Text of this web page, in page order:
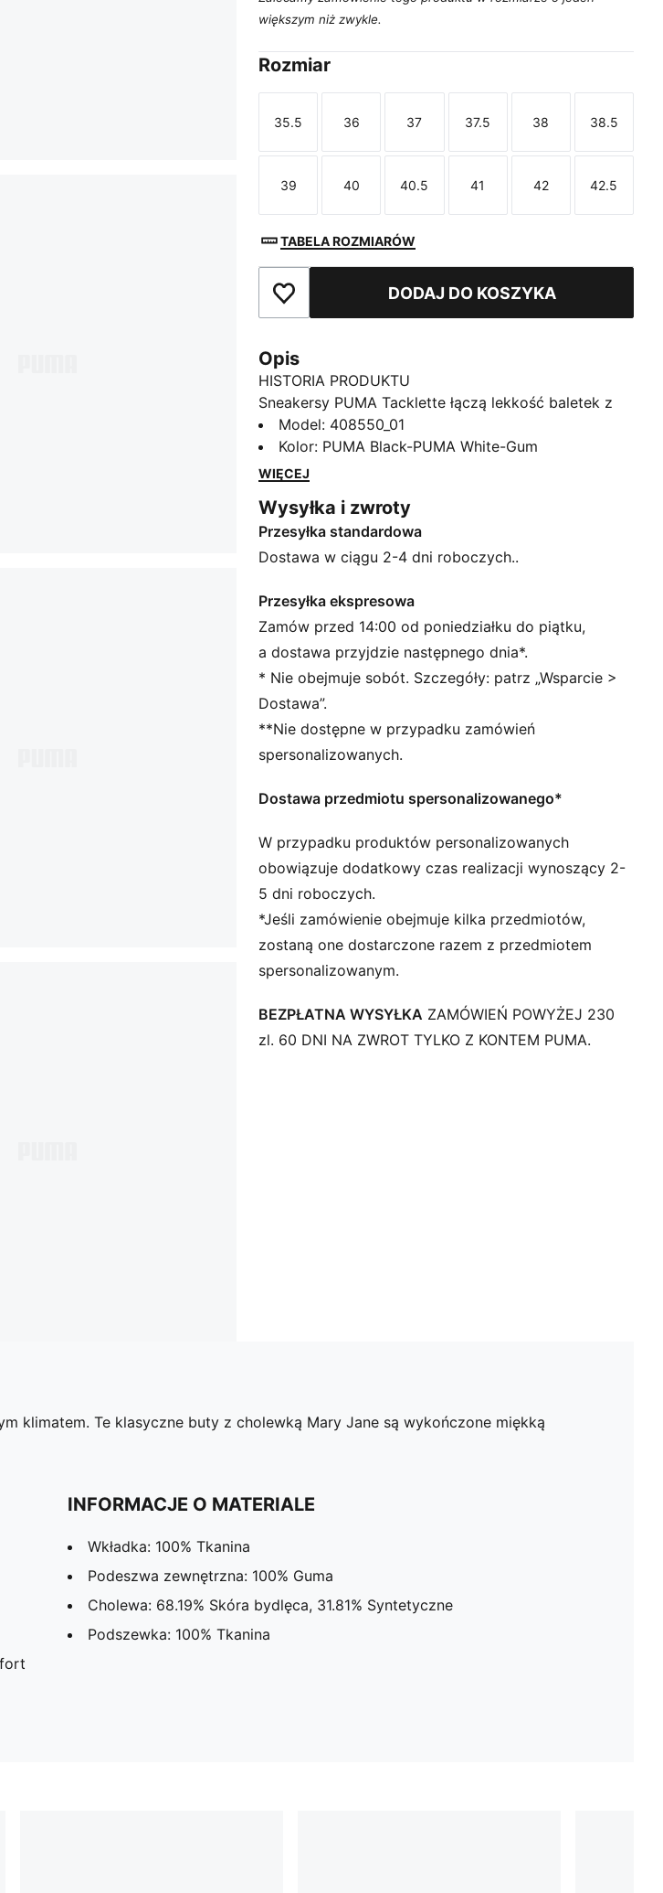
większym niż zwykle.
Rozmiar
Rozmiar
35.5
Rozmiar
36
Rozmiar
37
Rozmiar
37.5
Rozmiar
38
Rozmiar
38.5
Rozmiar
39
Rozmiar
40
Rozmiar
40.5
Rozmiar
41
Rozmiar
42
Rozmiar
42.5
TABELA ROZMIARÓW
Dodaj do ulubionychDODAJ DO KOSZYKA
Opis
HISTORIA PRODUKTU
Sneakersy PUMA Tacklette łączą lekkość baletek z
piłkarskim, sportowym klimatem. Te klasyczne buty z
cholewką Mary Jane są wykończone miękką wkładką
SOFTFOAM+ zwiększającą wygodę.
Przeznaczenie: Styl życia od PUMA
Szerokość: Standardowa
Zapięcie: Pasek z klamrą
Wkładka SOFTFOAM+ z dodatkowo pogrubioną piętą
zapewnia komfort od pierwszego kroku
Model: 408550_01
Kolor: PUMA Black-PUMA White-Gum
WIĘCEJ
Wysyłka i zwroty
Przesyłka standardowa
Dostawa w ciągu 2-4 dni roboczych..
Przesyłka ekspresowa
Zamów przed 14:00 od poniedziałku do piątku,
a dostawa przyjdzie następnego dnia*.
* Nie obejmuje sobót. Szczegóły: patrz „Wsparcie >
Dostawa”.
**Nie dostępne w przypadku zamówień
spersonalizowanych.
Dostawa przedmiotu spersonalizowanego*
W przypadku produktów personalizowanych
obowiązuje dodatkowy czas realizacji wynoszący 2-
5 dni roboczych.
*Jeśli zamówienie obejmuje kilka przedmiotów,
zostaną one dostarczone razem z przedmiotem
spersonalizowanym.
BEZPŁATNA WYSYŁKA ZAMÓWIEŃ POWYŻEJ 230
zl. 60 DNI NA ZWROT TYLKO Z KONTEM PUMA.
klimatem. Te klasyczne buty z cholewką Mary Jane są wykończone miękką
INFORMACJE O MATERIALE
Wkładka: 100% Tkanina
Podeszwa zewnętrzna: 100% Guma
Cholewa: 68.19% Skóra bydlęca, 31.81% Syntetyczne
Podszewka: 100% Tkanina